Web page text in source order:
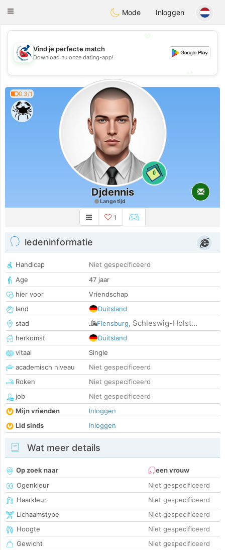
Handi Space
Toggle
Mode Inloggen
💖
💕
Vind je perfecte match
Download nu onze dating-app!
0.3/1
0
Djdennis
Lange tijd
1
ledeninformatie
Handicap
Niet gespecificeerd
Age
47 jaar
hier voor
Vriendschap
land
Duitsland
stad
Flensburg, Schleswig-Holst...
herkomst
Duitsland
vitaal
Single
academisch niveau
Niet gespecificeerd
Roken
Niet gespecificeerd
job
Niet gespecificeerd
Mijn vrienden
Inloggen
Lid sinds
Inloggen
Wat meer details
Op zoek naar
een vrouw
Ogenkleur
Niet gespecificeerd
Haarkleur
Niet gespecificeerd
Lichaamstype
Niet gespecificeerd
Hoogte
Niet gespecificeerd
Gewicht
Niet gespecificeerd